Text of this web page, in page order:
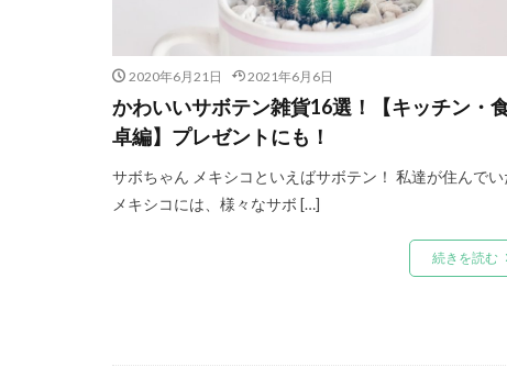
2020年6月21日 2021年6月6日
かわいいサボテン雑貨16選！【キッチン・
卓編】プレゼントにも！
サボちゃん メキシコといえばサボテン！ 私達が住んでい
メキシコには、様々なサボ […]
続きを読む